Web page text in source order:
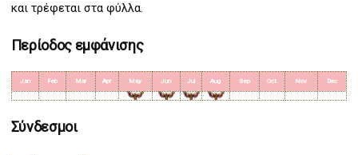
και τρέφεται στα φύλλα.
Περίοδος εμφάνισης
Jan Feb Mar Apr May Jun Jul Aug Sep Oct Nov Dec
Σύνδεσμοι